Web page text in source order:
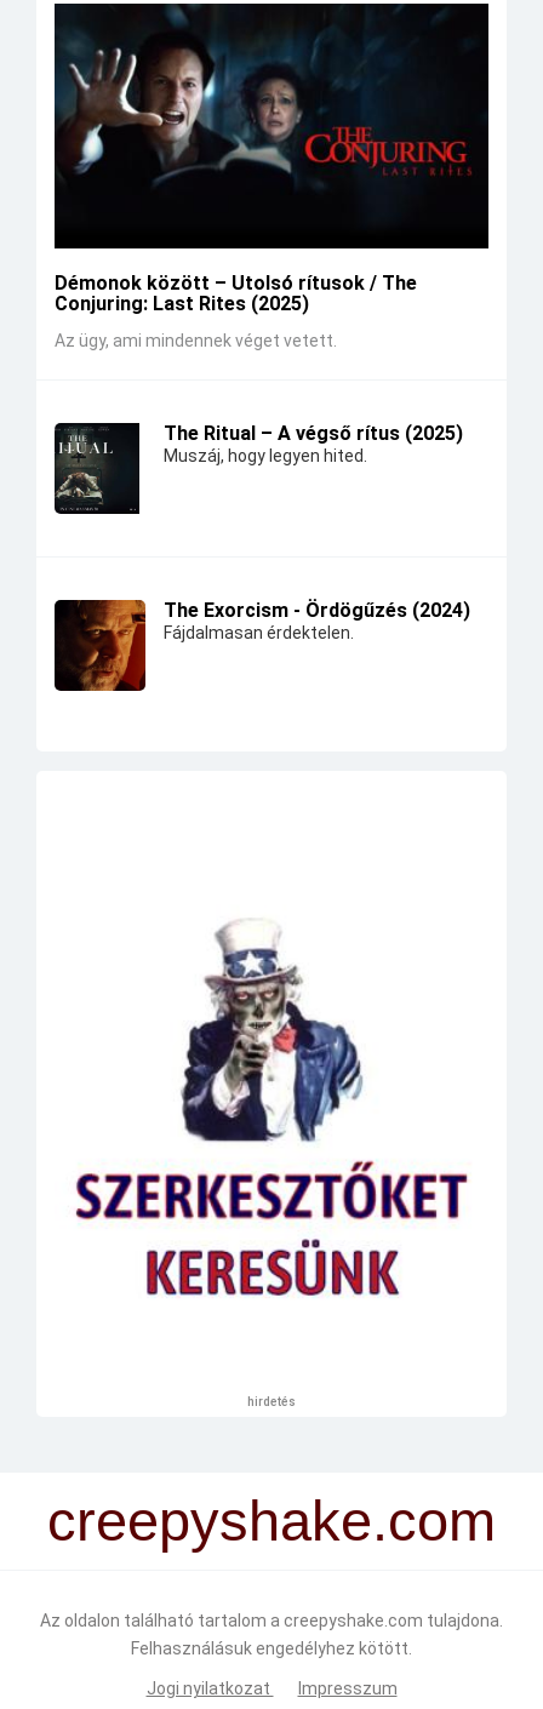
Démonok között – Utolsó rítusok / The
Conjuring: Last Rites (2025)
Az ügy, ami mindennek véget vetett.
The Ritual – A végső rítus (2025)
Muszáj, hogy legyen hited.
The Exorcism - Ördögűzés (2024)
Fájdalmasan érdektelen.
hirdetés
creepyshake.com
Az oldalon található tartalom a creepyshake.com tulajdona.
Felhasználásuk engedélyhez kötött.
Jogi nyilatkozat Impresszum